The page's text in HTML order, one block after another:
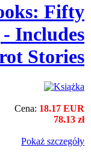
Fifty
Includes
Stories
Cena: 18.17 EUR
78.13 zł
Pokaż szczegόły